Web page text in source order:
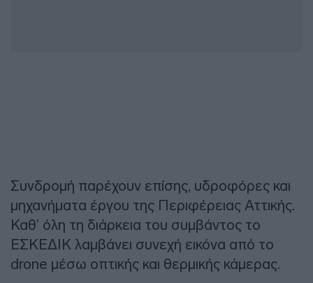
Συνδρομή παρέχουν επίσης, υδροφόρες και
μηχανήματα έργου της Περιφέρειας Αττικής.
Καθ’ όλη τη διάρκεια του συμβάντος το
ΕΣΚΕΔΙΚ λαμβάνει συνεχή εικόνα από το
drone μέσω οπτικής και θερμικής κάμερας.